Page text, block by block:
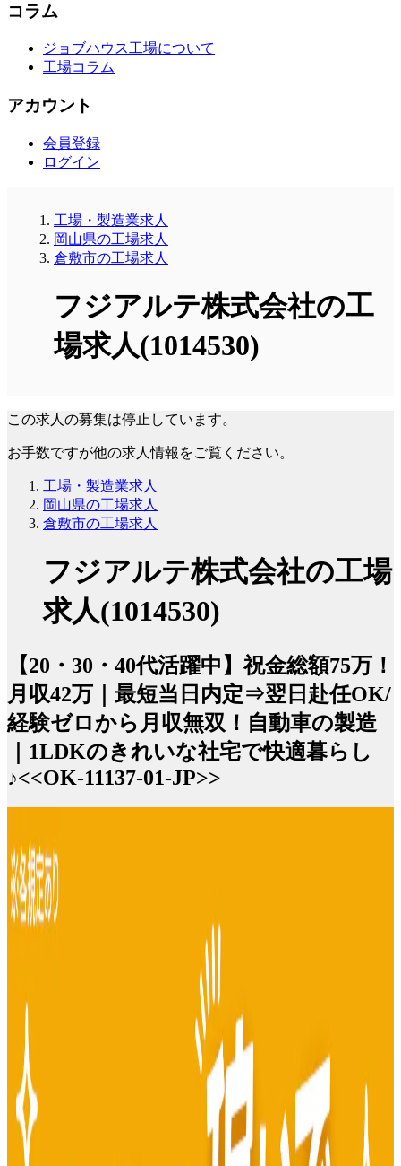
コラム
ジョブハウス工場について
工場コラム
アカウント
会員登録
ログイン
工場・製造業求人
岡山県の工場求人
倉敷市の工場求人
フジアルテ株式会社の工
場求人(1014530)
この求人の募集は停止しています。
お手数ですが他の求人情報をご覧ください。
工場・製造業求人
岡山県の工場求人
倉敷市の工場求人
フジアルテ株式会社の工場
求人(1014530)
【20・30・40代活躍中】祝金総額75万！
月収42万｜最短当日内定⇒翌日赴任OK/
経験ゼロから月収無双！自動車の製造
｜1LDKのきれいな社宅で快適暮らし
♪<<OK-11137-01-JP>>